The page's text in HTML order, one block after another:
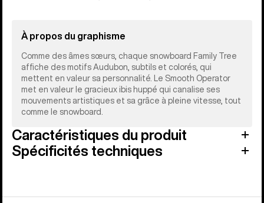
À propos du graphisme
Comme des âmes sœurs, chaque snowboard Family Tree
affiche des motifs Audubon, subtils et colorés, qui
mettent en valeur sa personnalité. Le Smooth Operator
met en valeur le gracieux ibis huppé qui canalise ses
mouvements artistiques et sa grâce à pleine vitesse, tout
comme le snowboard.
Caractéristiques du produit
Spécificités techniques